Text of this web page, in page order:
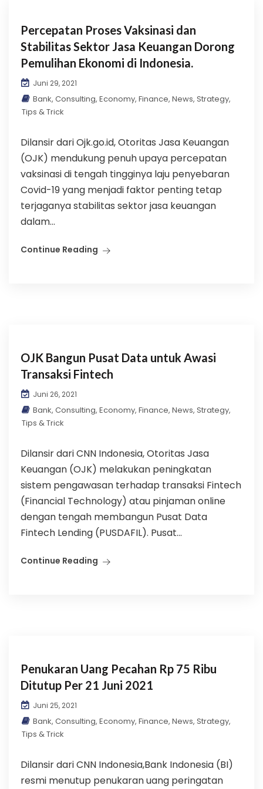
Percepatan Proses Vaksinasi dan
Stabilitas Sektor Jasa Keuangan Dorong
Pemulihan Ekonomi di Indonesia.
Juni 29, 2021
Bank, Consulting, Economy, Finance, News, Strategy,
Tips & Trick
Dilansir dari Ojk.go.id, Otoritas Jasa Keuangan
(OJK) mendukung penuh upaya percepatan
vaksinasi di tengah tingginya laju penyebaran
Covid-19 yang menjadi faktor penting tetap
terjaganya stabilitas sektor jasa keuangan
dalam...
Continue Reading
OJK Bangun Pusat Data untuk Awasi
Transaksi Fintech
Juni 26, 2021
Bank, Consulting, Economy, Finance, News, Strategy,
Tips & Trick
Dilansir dari CNN Indonesia, Otoritas Jasa
Keuangan (OJK) melakukan peningkatan
sistem pengawasan terhadap transaksi Fintech
(Financial Technology) atau pinjaman online
dengan tengah membangun Pusat Data
Fintech Lending (PUSDAFIL). Pusat...
Continue Reading
Penukaran Uang Pecahan Rp 75 Ribu
Ditutup Per 21 Juni 2021
Juni 25, 2021
Bank, Consulting, Economy, Finance, News, Strategy,
Tips & Trick
Dilansir dari CNN Indonesia,Bank Indonesia (BI)
resmi menutup penukaran uang peringatan